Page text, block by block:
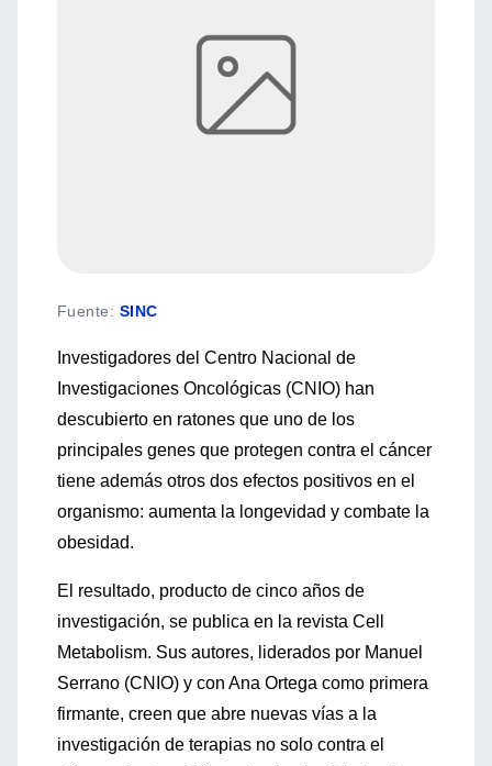
Fuente: SINC
Investigadores del Centro Nacional de
Investigaciones Oncológicas (CNIO) han
descubierto en ratones que uno de los
principales genes que protegen contra el cáncer
tiene además otros dos efectos positivos en el
organismo: aumenta la longevidad y combate la
obesidad.
El resultado, producto de cinco años de
investigación, se publica en la revista Cell
Metabolism. Sus autores, liderados por Manuel
Serrano (CNIO) y con Ana Ortega como primera
firmante, creen que abre nuevas vías a la
investigación de terapias no solo contra el